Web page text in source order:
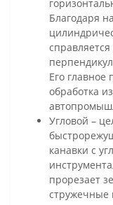
Благодаря
Его главное
обработка
Угловой –
канавки с
прорезает
стружечные